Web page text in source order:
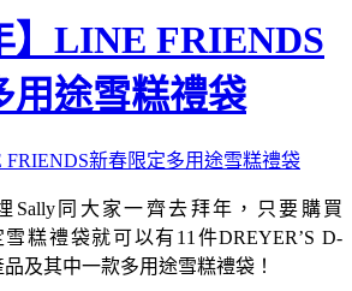
】LINE FRIENDS
用途雪糕禮袋
Sally同大家一齊去拜年，只要購買
雪糕禮袋就可以有11件DREYER’S D-
及其中一款多用途雪糕禮袋！